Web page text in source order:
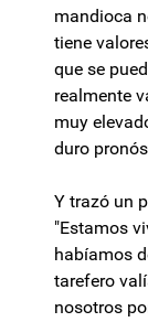
mandioca
tiene
que se
realmente
muy
duro
Y trazó un
"Estamos
habíamos
tarefero
nosotros